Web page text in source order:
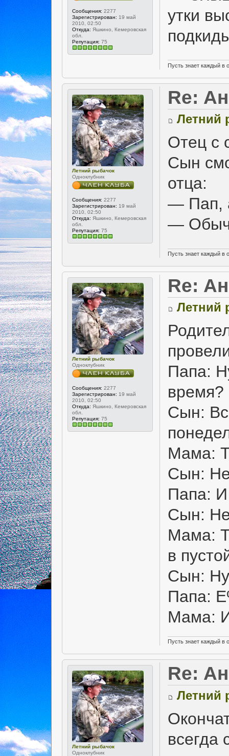
Сообщения: 2277
Зарегистрирован: 19 май
2010, 02:50
Откуда: Яшкино, Кемеровская
обл.
Репутация: 75
утки
Пусть знает каждый в
Летний рыбачок
Одноклубник
Сообщения: 2277
Зарегистрирован: 19 май
2010, 02:50
Откуда: Яшкино, Кемеровская
обл.
Репутация: 75
Re:
Летний
Отец с
Сын
отца:
— Пап,
—
Пусть знает каждый в
Летний рыбачок
Одноклубник
Сообщения: 2277
Зарегистрирован: 19 май
2010, 02:50
Откуда: Яшкино, Кемеровская
обл.
Репутация: 75
Re:
Летний
Папа:
время?
Сын:
Мама:
Сын:
Папа: И
Сын:
Мама:
в
Сын:
Папа:
Мама:
Пусть знает каждый в
Летний рыбачок
Одноклубник
Re:
Летний